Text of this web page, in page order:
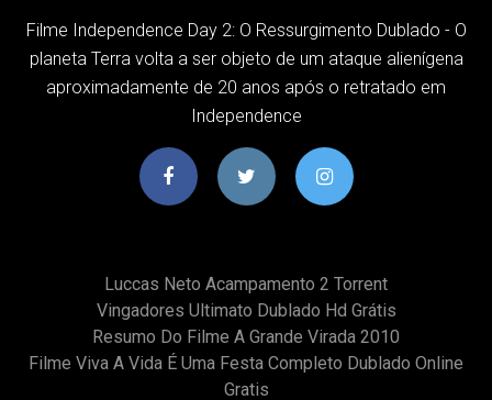
Filme Independence Day 2: O Ressurgimento Dublado - O
planeta Terra volta a ser objeto de um ataque alienígena
aproximadamente de 20 anos após o retratado em
Independence
Luccas Neto Acampamento 2 Torrent
Vingadores Ultimato Dublado Hd Grátis
Resumo Do Filme A Grande Virada 2010
Filme Viva A Vida É Uma Festa Completo Dublado Online
Gratis